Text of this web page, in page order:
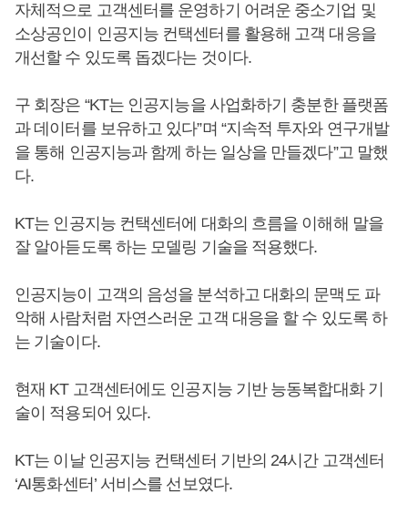
자체적으로 고객센터를 운영하기 어려운 중소기업 및
소상공인이 인공지능 컨택센터를 활용해 고객 대응을
개선할 수 있도록 돕겠다는 것이다.
구 회장은 “KT는 인공지능을 사업화하기 충분한 플랫폼
과 데이터를 보유하고 있다”며 “지속적 투자와 연구개발
을 통해 인공지능과 함께 하는 일상을 만들겠다”고 말했
다.
KT는 인공지능 컨택센터에 대화의 흐름을 이해해 말을
잘 알아듣도록 하는 모델링 기술을 적용했다.
인공지능이 고객의 음성을 분석하고 대화의 문맥도 파
악해 사람처럼 자연스러운 고객 대응을 할 수 있도록 하
는 기술이다.
현재 KT 고객센터에도 인공지능 기반 능동복합대화 기
술이 적용되어 있다.
KT는 이날 인공지능 컨택센터 기반의 24시간 고객센터
‘AI통화센터’ 서비스를 선보였다.